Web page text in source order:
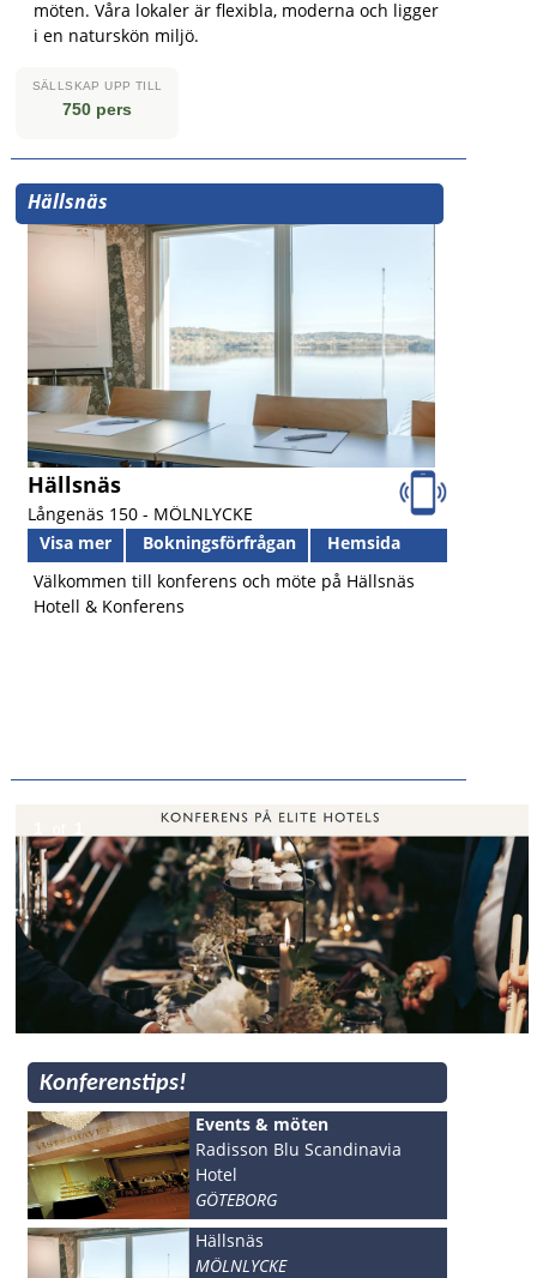
möten. Våra lokaler är flexibla, moderna och ligger
i en naturskön miljö.
SÄLLSKAP UPP TILL
750 pers
Hällsnäs
Hällsnäs
Långenäs 150 - MÖLNLYCKE
Visa mer
Bokningsförfrågan
Hemsida
Välkommen till konferens och möte på Hällsnäs
Hotell & Konferens
Konferenstips!
Events & möten
Radisson Blu Scandinavia
Hotel
GÖTEBORG
Hällsnäs
MÖLNLYCKE